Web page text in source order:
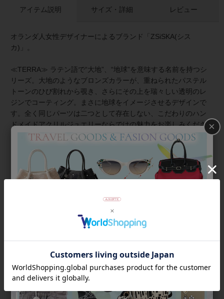
アイテム説明
オランダ人女性デザイナーによるブランド「ZSiSKA(シス
カ)」。
≪TERRA≫ ラテン語で“大地”、“地球”を意味する名前を持つシ
リーズ。大地のようなブロンズカラーが、重ねられたパステル
トーンのひび割れから覗き、さらにその上を瑞々しい透明のレ
ジンでコーティング。まさに地球をイメージさせるデザインで
す。全く同じパーツは二つとして存在しない、こだわりのハン
ドメイドアクリルジュエリーならではの魅力をお楽しみくださ
≪シスカとは≫ 上質な樹脂、ポリエステルレジンの特性を活か
し、ガラスのような質感を再現しつつも、軽くてつけやすいこ
とで人気を博しています。
サイズ・詳細 レビュー
返品について
×